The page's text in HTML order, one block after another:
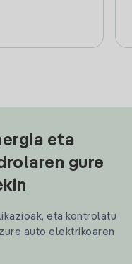
eta
gure
eta kontrolatu
auto elektrikoaren